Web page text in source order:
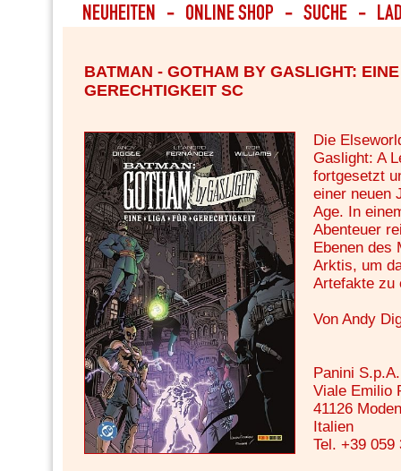
BATMAN - GOTHAM BY GASLIGHT:
GERECHTIGKEIT SC
Die
Gaslight: A
fortgesetzt
einer neuen
Age. In
Abenteuer
Ebenen des
Arktis, um
Artefakte zu
Von Andy
Panini S.p.A.
Viale Emilio
41126
Italien
Tel. +39 059